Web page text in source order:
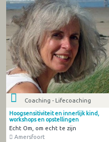
Coaching - Lifecoaching
Hoogsensitiviteit en innerlijk kind,
workshops en opstellingen
Echt Om, om echt te zijn
Amersfoort